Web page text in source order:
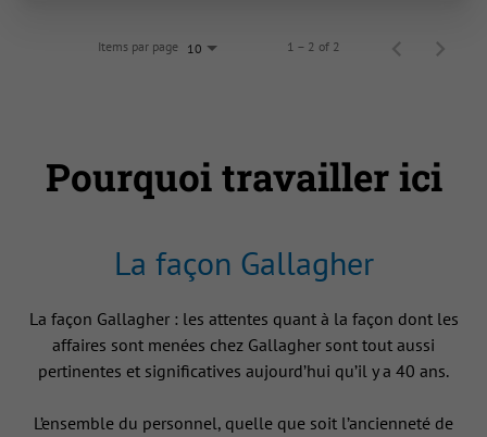
Items par page 10 1 – 2 of 2
Pourquoi travailler ici
La façon Gallagher
La façon Gallagher : les attentes quant à la façon dont les
affaires sont menées chez Gallagher sont tout aussi
pertinentes et significatives aujourd’hui qu’il y a 40 ans.
L’ensemble du personnel, quelle que soit l’ancienneté de